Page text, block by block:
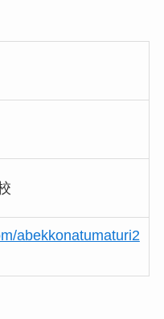
abekkonatumaturi2